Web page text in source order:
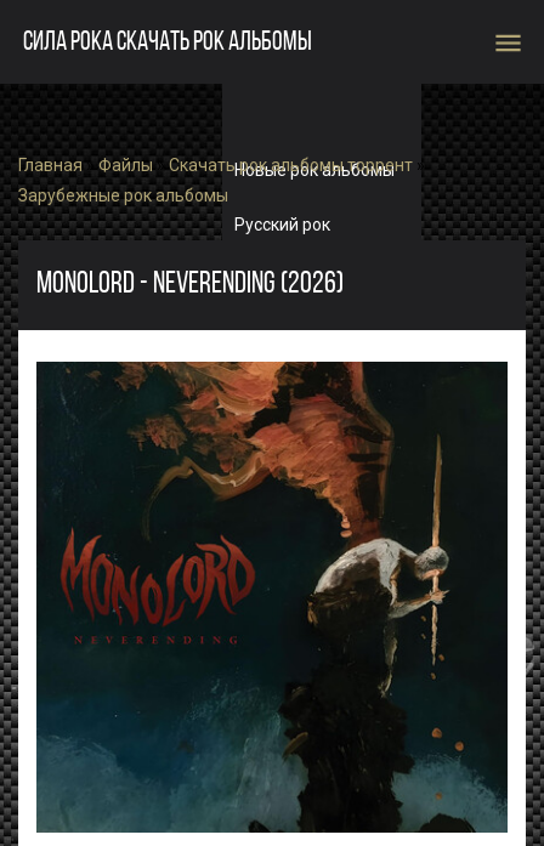
СИЛА РОКА СКАЧАТЬ РОК АЛЬБОМЫ menu
Новые рок альбомы
Русский рок
Зарубежный рок
Single
Рок альбомы
Главная»Файлы»Скачать рок альбомы торрент »
Зарубежные рок альбомы
MONOLORD - NEVERENDING (2026)